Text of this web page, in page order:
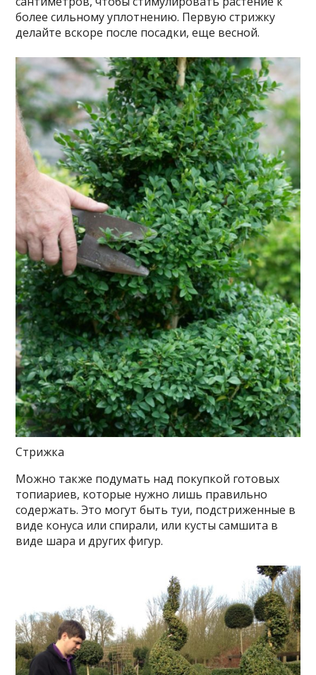
более сильному уплотнению. Первую стрижку
делайте вскоре после посадки, еще весной.
Стрижка
Можно также подумать над покупкой готовых
топиариев, которые нужно лишь правильно
содержать. Это могут быть туи, подстриженные в
виде конуса или спирали, или кусты самшита в
виде шара и других фигур.